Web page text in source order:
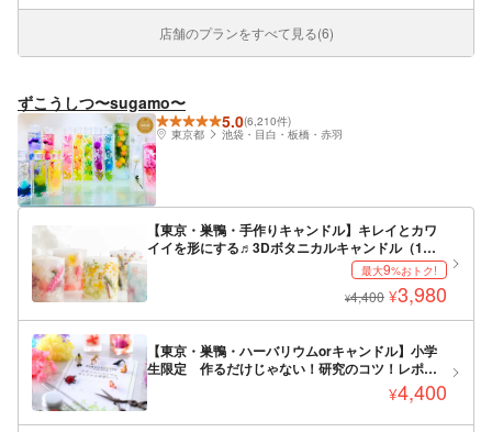
店舗のプランをすべて見る(6)
ずこうしつ〜sugamo〜
5.0(6,210件)
東京都
池袋・目白・板橋・赤羽
【東京・巣鴨・手作りキャンドル】キレイとカワ
イイを形にする♬3Dボタニカルキャンドル（1
最大9%おトク!
¥4,400 ¥3,980
【東京・巣鴨・ハーバリウムorキャンドル】小学
生限定 作るだけじゃない！研究のコツ！レポー
トのまとめ方のコツ！！しっかりサポート 自由
研究にもおすすめプラン（ずこうしつオリジナル
の学習シート付き！）
¥4,400